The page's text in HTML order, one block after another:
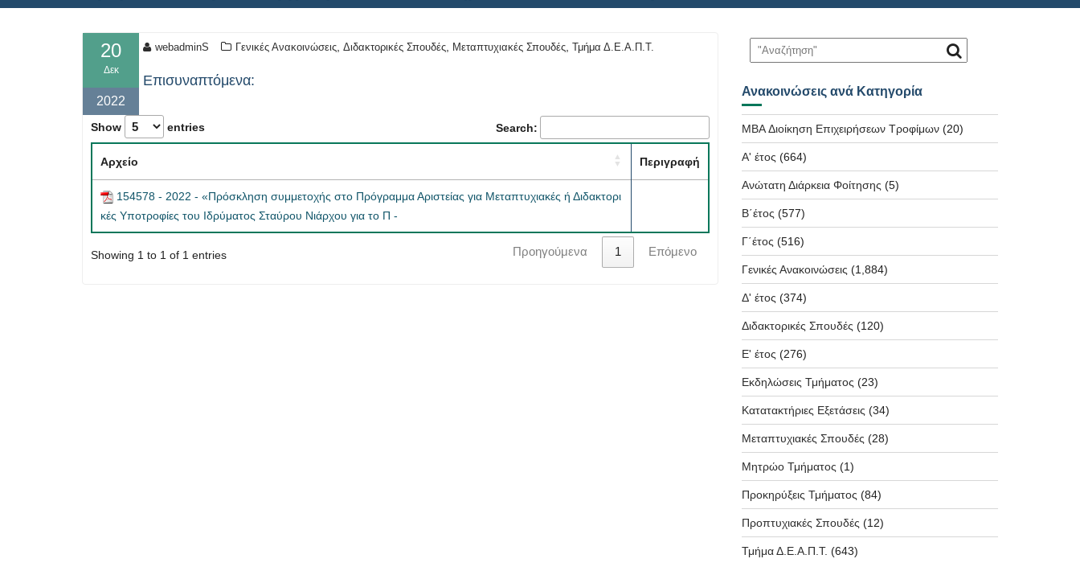
20
Δεκ
2022
webadminS Γενικές Ανακοινώσεις Διδακτορικές Σπουδές Μεταπτυχιακές Σπουδές Τμήμα Δ.Ε.Α.Π.Τ.
Επισυναπτόμενα:
Show entries Search:
Αρχείο Περιγραφή
154578 - 2022 - «Πρόσκληση συμμετοχής στο Πρόγραμμα Αριστείας για Μεταπτυχιακές ή Διδακτορι
κές Υποτροφίες του Ιδρύματος Σταύρου Νιάρχου για το Π -
Showing 1 to 1 of 1 entries Προηγούμενα 1 Επόμενο
Ανακοινώσεις ανά Κατηγορία
MBA Διοίκηση Επιχειρήσεων Τροφίμων(20)
Α' έτος (664)
Ανώτατη Διάρκεια Φοίτησης (5)
Β΄έτος (577)
Γ΄έτος (516)
Γενικές Ανακοινώσεις (1,884)
Δ' έτος (374)
Διδακτορικές Σπουδές (120)
Ε' έτος (276)
Εκδηλώσεις Τμήματος (23)
Κατατακτήριες Εξετάσεις (34)
Μεταπτυχιακές Σπουδές (28)
Μητρώο Τμήματος (1)
Προκηρύξεις Τμήματος (84)
Προπτυχιακές Σπουδές (12)
Τμήμα Δ.Ε.Α.Π.Τ. (643)